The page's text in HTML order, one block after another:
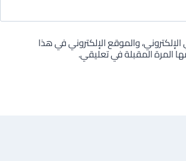
والموقع الإلكتروني في هذا
المرة المقبلة في تعليقي.